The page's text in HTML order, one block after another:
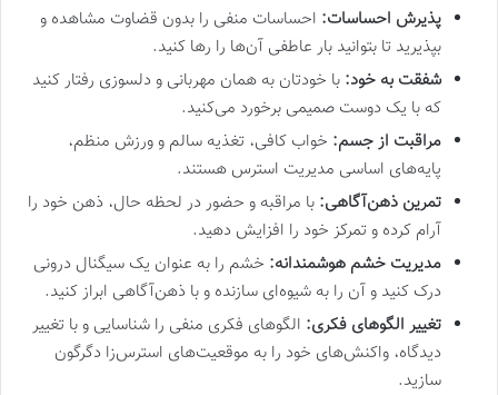
پذیرش احساسات: احساسات منفی را بدون قضاوت مشاهده و
بپذیرید تا بتوانید بار عاطفی آن‌ها را رها کنید.
شفقت به خود: با خودتان به همان مهربانی و دلسوزی رفتار کنید
که با یک دوست صمیمی برخورد می‌کنید.
مراقبت از جسم: خواب کافی، تغذیه سالم و ورزش منظم،
پایه‌های اساسی مدیریت استرس هستند.
تمرین ذهن‌آگاهی: با مراقبه و حضور در لحظه حال، ذهن خود را
آرام کرده و تمرکز خود را افزایش دهید.
مدیریت خشم هوشمندانه: خشم را به عنوان یک سیگنال درونی
درک کنید و آن را به شیوه‌ای سازنده و با ذهن‌آگاهی ابراز کنید.
تغییر الگوهای فکری: الگوهای فکری منفی را شناسایی و با تغییر
دیدگاه، واکنش‌های خود را به موقعیت‌های استرس‌زا دگرگون
سازید.